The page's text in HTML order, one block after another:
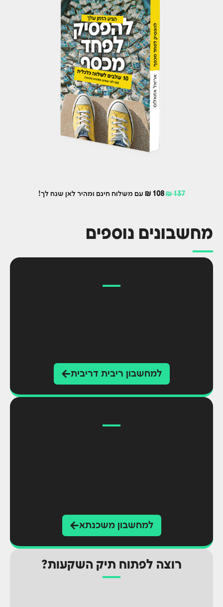
137 ₪
108 ₪ עם משלוח חינם ומהיר לאן שנח לך!
מחשבונים נוספים
למחשבון ריבית דריבית
למחשבון משכנתא
רוצה לפתוח תיק השקעות?